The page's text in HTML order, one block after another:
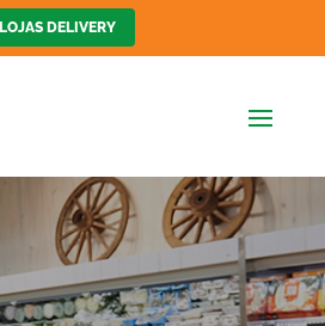
LOJAS DELIVERY